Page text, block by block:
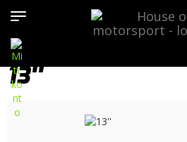
>Bilmärken>Volvo
Fälgar
13''